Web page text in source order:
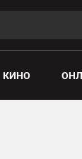
КИНО